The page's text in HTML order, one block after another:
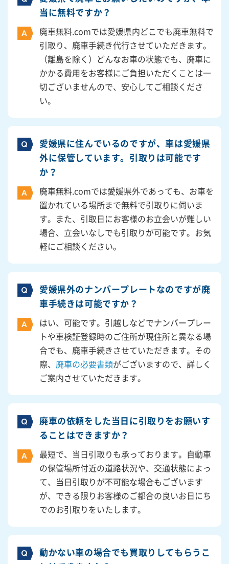
当に無料ですか？
廃車無料.comでは愛媛県内どこでも廃車無料で
引取り、廃車手続き代行させていただきます。
（離島を除く）どんなお車の状態でも、廃車に
かかる費用をお客様にご負担いただくことは一
切ございませんので、安心してご相談くださ
い。
愛媛県に住んでいるのですが、車は愛媛県
外に保管しています。引取りは可能です
か？
廃車無料.comでは愛媛県外であっても、お車を
置かれている場所まで無料で引取りに伺いま
す。また、引取日にお客様のお立会いが難しい
場合、立会いなしでも引取りが可能です。お気
軽にご相談ください。
愛媛県外のナンバープレートなのですが廃
車手続きは可能ですか？
はい、可能です。引越しなどでナンバープレー
トや車検証登録時のご住所が現住所と異なる場
合でも、廃車手続きさせていただきます。その
際、 廃車の必要書類がございますので、詳しく
ご案内させていただきます。
廃車の依頼をした当日に引取りをお願いす
ることはできますか？
最短で、当日引取りも承っております。自動車
の保管場所付近の道路状況や、交通状態によっ
て、当日引取りが不可能な場合もございます
が、できる限りお客様のご都合の良いお日にち
でのお引取りをいたします。
動かない車の場合でも買取りしてもらうこ